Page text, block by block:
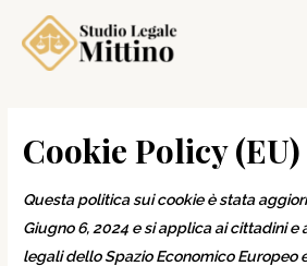
Cookie Policy (EU)
Questa politica sui cookie è stata
Giugno 6, 2024 e si applica ai cittadini e
legali dello Spazio Economico Europeo